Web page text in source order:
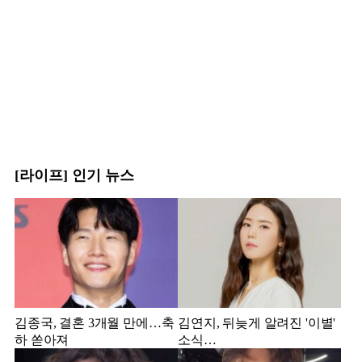
[라이프] 인기 뉴스
김종국, 결혼 3개월 만에…축
하 쏟아져
김연지, 뒤늦게 알려진 '이별'
소식…